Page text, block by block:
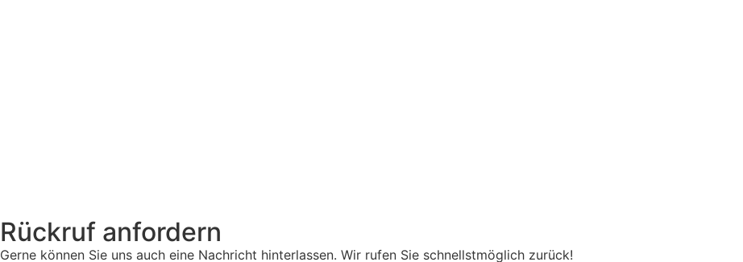
Rückruf anfordern
Gerne können Sie uns auch eine Nachricht hinterlassen. Wir rufen Sie schnellstmöglich zurück!